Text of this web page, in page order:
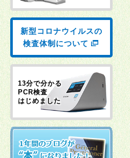
新型コロナウイルスの
検査体制について
13分で分かる
PCR検査
はじめました